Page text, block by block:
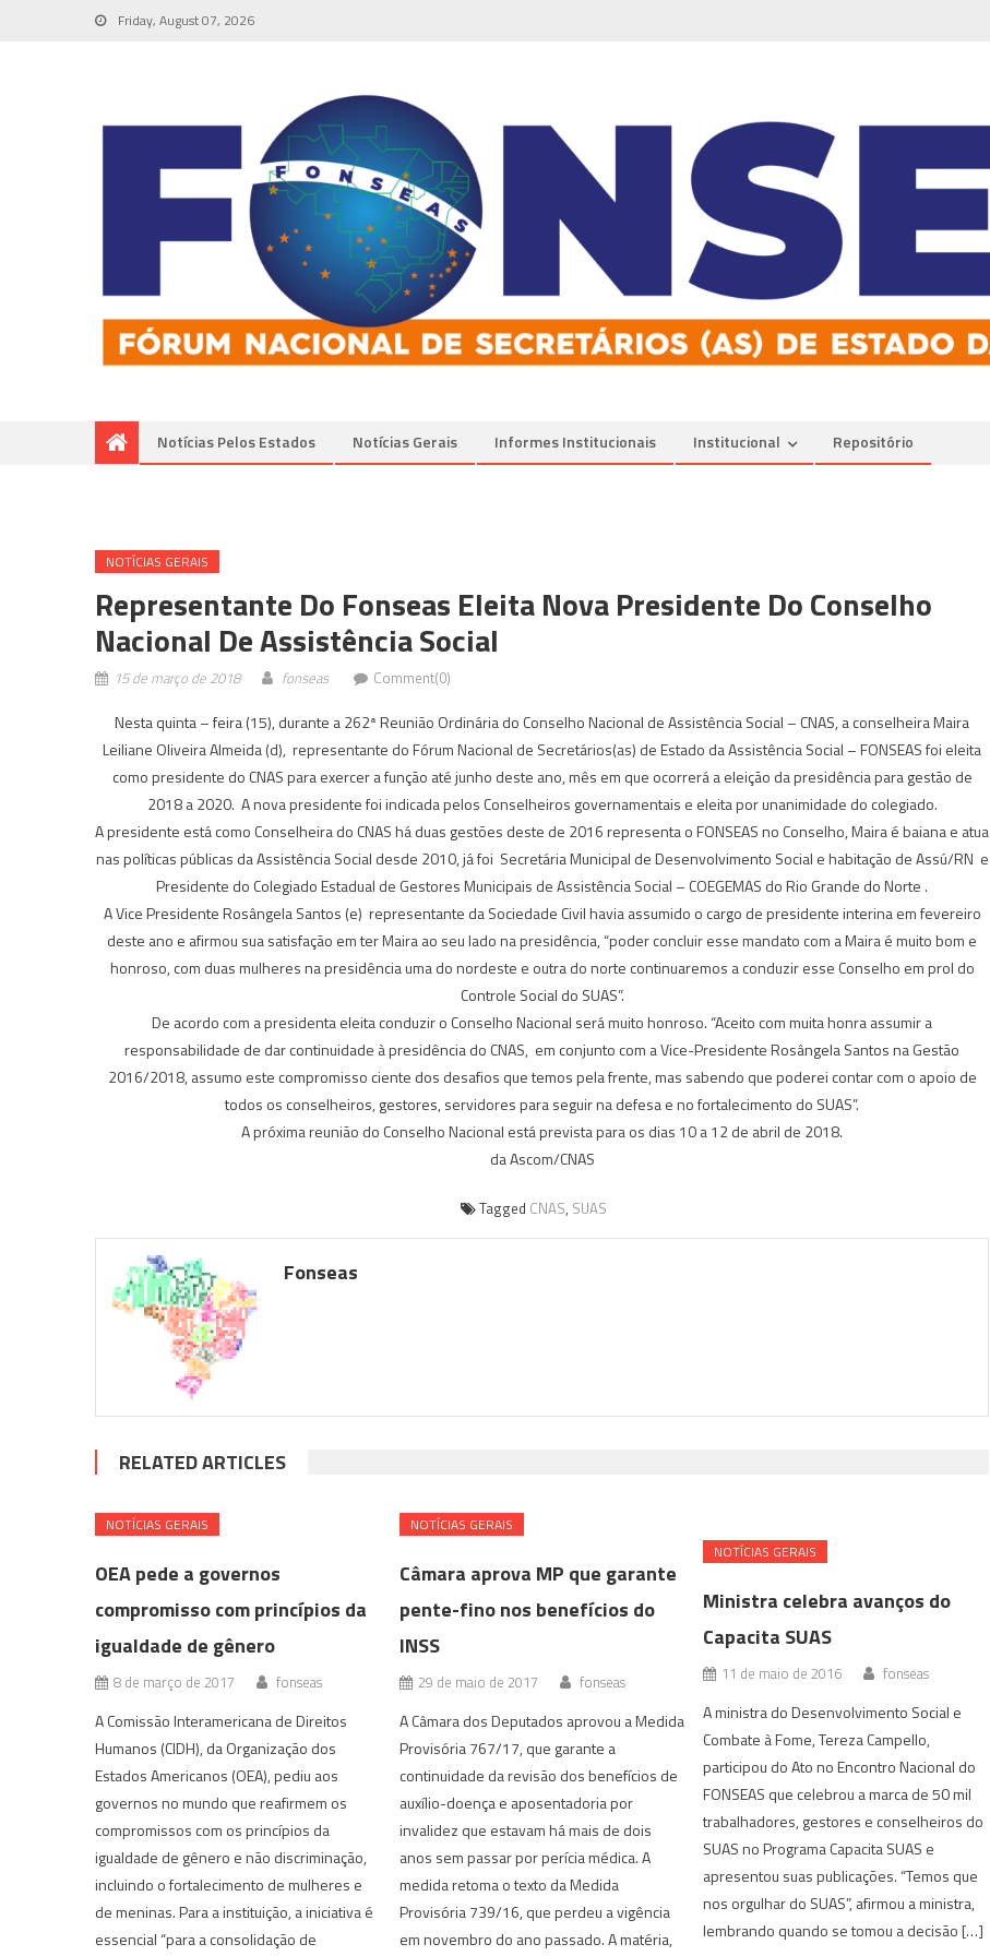
Friday, August 07, 2026
Notícias Pelos Estados Notí­cias Gerais Informes Institucionais Institucional Repositório
NOTÍ­CIAS GERAIS
Representante Do Fonseas Eleita Nova Presidente Do Conselho
Nacional De Assistência Social
15 de março de 2018 fonseas Comment(0)
Nesta quinta – feira (15), durante a 262ª Reunião Ordinária do Conselho Nacional de Assistência Social – CNAS, a conselheira Maira
Leiliane Oliveira Almeida (d), representante do Fórum Nacional de Secretários(as) de Estado da Assistência Social – FONSEAS foi eleita
como presidente do CNAS para exercer a função até junho deste ano, mês em que ocorrerá a eleição da presidência para gestão de
2018 a 2020. A nova presidente foi indicada pelos Conselheiros governamentais e eleita por unanimidade do colegiado.
A presidente está como Conselheira do CNAS há duas gestões deste de 2016 representa o FONSEAS no Conselho, Maira é baiana e atua
nas políticas públicas da Assistência Social desde 2010, já foi Secretária Municipal de Desenvolvimento Social e habitação de Assú/RN e
Presidente do Colegiado Estadual de Gestores Municipais de Assistência Social – COEGEMAS do Rio Grande do Norte .
A Vice Presidente Rosângela Santos (e) representante da Sociedade Civil havia assumido o cargo de presidente interina em fevereiro
deste ano e afirmou sua satisfação em ter Maira ao seu lado na presidência, “poder concluir esse mandato com a Maira é muito bom e
honroso, com duas mulheres na presidência uma do nordeste e outra do norte continuaremos a conduzir esse Conselho em prol do
Controle Social do SUAS”.
De acordo com a presidenta eleita conduzir o Conselho Nacional será muito honroso. “Aceito com muita honra assumir a
responsabilidade de dar continuidade à presidência do CNAS, em conjunto com a Vice-Presidente Rosângela Santos na Gestão
2016/2018, assumo este compromisso ciente dos desafios que temos pela frente, mas sabendo que poderei contar com o apoio de
todos os conselheiros, gestores, servidores para seguir na defesa e no fortalecimento do SUAS”.
A próxima reunião do Conselho Nacional está prevista para os dias 10 a 12 de abril de 2018.
da Ascom/CNAS
Tagged CNAS, SUAS
Fonseas
RELATED ARTICLES
NOTÍ­CIAS GERAIS
OEA pede a governos
compromisso com princípios da
igualdade de gênero
8 de março de 2017 fonseas
A Comissão Interamericana de Direitos
Humanos (CIDH), da Organização dos
Estados Americanos (OEA), pediu aos
governos no mundo que reafirmem os
compromissos com os princípios da
igualdade de gênero e não discriminação,
incluindo o fortalecimento de mulheres e
de meninas. Para a instituição, a iniciativa é
essencial “para a consolidação de
NOTÍ­CIAS GERAIS
Câmara aprova MP que garante
pente-fino nos benefícios do
INSS
29 de maio de 2017 fonseas
A Câmara dos Deputados aprovou a Medida
Provisória 767/17, que garante a
continuidade da revisão dos benefícios de
auxílio-doença e aposentadoria por
invalidez que estavam há mais de dois
anos sem passar por perícia médica. A
medida retoma o texto da Medida
Provisória 739/16, que perdeu a vigência
em novembro do ano passado. A matéria,
NOTÍ­CIAS GERAIS
Ministra celebra avanços do
Capacita SUAS
11 de maio de 2016 fonseas
A ministra do Desenvolvimento Social e
Combate à Fome, Tereza Campello,
participou do Ato no Encontro Nacional do
FONSEAS que celebrou a marca de 50 mil
trabalhadores, gestores e conselheiros do
SUAS no Programa Capacita SUAS e
apresentou suas publicações. “Temos que
nos orgulhar do SUAS”, afirmou a ministra,
lembrando quando se tomou a decisão […]